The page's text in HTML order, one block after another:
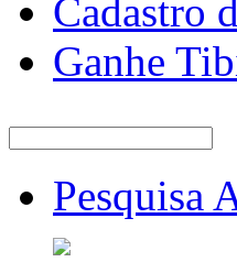
Cadastro
Ganhe
Pesquisa